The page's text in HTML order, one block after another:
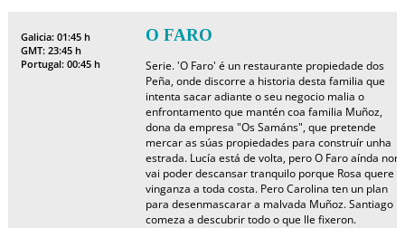
Galicia: 01:45 h
GMT: 23:45 h
Portugal: 00:45 h
O FARO
Serie. 'O Faro' é un restaurante propiedade dos
Peña, onde discorre a historia desta familia que
intenta sacar adiante o seu negocio malia o
enfrontamento que mantén coa familia Muñoz,
dona da empresa "Os Samáns", que pretende
mercar as súas propiedades para construír unha
estrada. Lucía está de volta, pero O Faro aínda non
vai poder descansar tranquilo porque Rosa quere
vinganza a toda costa. Pero Carolina ten un plan
para desenmascarar a malvada Muñoz. Santiago
comeza a descubrir todo o que lle fixeron.